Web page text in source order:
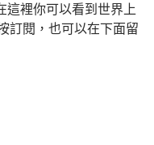
這裡你可以看到世界上
訂閱，也可以在下面留